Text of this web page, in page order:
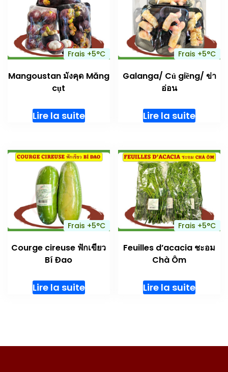
Frais +5°C
Mangoustan มังคุด Măng
cụt
Lire la suite
Frais +5°C
Galanga/ Củ giềng/ ข่า
อ่อน
Lire la suite
Frais +5°C
Courge cireuse ฟักเขียว
Bí Đao
Lire la suite
Frais +5°C
Feuilles d’acacia ชะอม
Chà Ôm
Lire la suite